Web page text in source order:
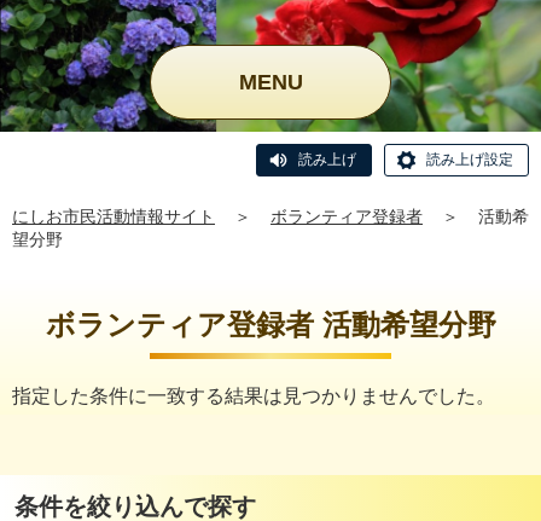
MENU
読み上げ 読み上げ設定
にしお市民活動情報サイト ＞ ボランティア登録者 ＞
活動希
望分野
ボランティア登録者 活動希望分野
指定した条件に一致する結果は見つかりませんでした。
条件を絞り込んで探す